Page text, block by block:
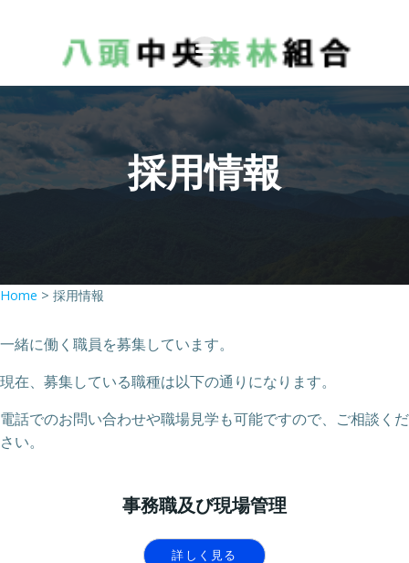
ン
ツ
へ
キ
採用情報
Home > 採用情報
一緒に働く職員を募集しています。
現在、募集している職種は以下の通りになります。
電話でのお問い合わせや職場見学も可能ですので、ご相談くだ
さい。
事務職及び現場管理
詳しく見る